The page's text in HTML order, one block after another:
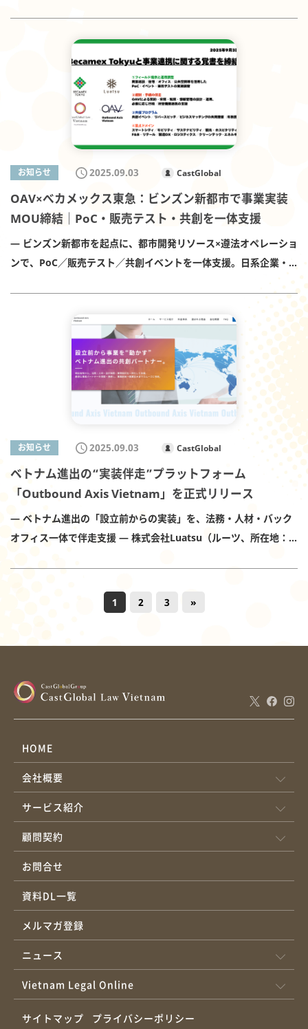
KPIの明確さを重視します。 ベトナム未進出歓迎：OAVが現地実
装・制度対応を伴走します。 詳細は以下から（OAVWebサイト）
https://outbound-axis.com/news/7bridges-becamex-
tokyu-midori-park-partner-call/ 応募方法 締切：10月5日
（日） 提出先：OAV（メール kudo@outbound-axis.com ／ま
たは問い合わせから） 記載事項：①企業情報 ②商品・技術概要 ③
ベトナムでの展開状況 ④実証アイデア（仮説KPI・必要設備・安
全要件 等）※複数社と協議中のため、採否は個別判断となりま
す。将来プロジェクトでの連携機会もございます。 関係者
7Bridges Brewing Company（ベトナム・ダナン）：クラフトブ
ルワリー／Zero Waste Mission Becamex Tokyu（MIDORI
（studio anettai）：環境配慮設計・ビジュアライゼーション
Outbound Axis Vietnam（OAV）：PoC・販売テスト・共創の
M&Aの最新動向を、実務に役立つ観点からコンパクトに解説しま
日（水）14:30～16:30（14:00受付開始） 会場：東京商工会議所
5階 Room A1（東京都千代田区丸の内3-2-2／丸の内二重橋ビル）
参加費：無料 定員：50名（先着順） 詳細（ご案内チラシ）：PDF
ASEAN広域連携担当チーフアドバイザー／ハノイ首席駐在員） ベ
トナムにおける日系企業の進出方法・M&Aの最新状況 登壇：工藤
拓人（弁護士法人キャストグローバル パートナー／CastGlobal
Law Vietnam Co., Ltd. 代表） 日本企業のベトナム進出事例 登
壇：紺野 由祐 氏（Kiraboshi Business Consulting Vietnam
2025年10月14日（火）17:00（定員になり次第締切） ご留意事項
本セミナーはきらぼし銀行・JBIC 共催です。当社（CastGlobal）
は登壇協力であり、受付・運営は主催者が行います。 プログラ
ム・登壇者・時間等は、主催者の都合により変更となる場合があ
ります。 名刺交換・個別相談の時間が設けられる予定です（会場
運営上の事情により変更の可能性があります）。 本件お問い合わ
せ（登壇内容・支援メニュー）：CastGlobal Law Vietnam（広
報） Mail：info-v@castglobal-law.com ／ Tel：+84-28-3914-
0909 Web：https://cast-vietnam.com/
お知らせ 2025.09.03 CastGlobal
OAV×べカメックス東急：ビンズン新都市で事業実装
MOU締結｜PoC・販売テスト・共創を一体支援
— ビンズン新都市を起点に、都市開発リソース×遵法オペレーショ
ンで、PoC／販売テスト／共創イベントを一体支援。日系企業・
スタートアップの事業実装を加速 — CastGlobal Law Vietnamが
Vietnam（以下、OAV）は、Becamex Tokyu（以下、ベカメッ
クス東急）と、ベトナム・ビンズン新都市（Binh Duong New
City）を主舞台とした事業連携に関する覚書（MOU）を締結しま
した。 本連携により、日本発のスタートアップ／新規事業を、現
地の都市開発リソースとOAVのリーガル＆オペレーション実行力
で一体的に支援します。 実装フィールドの確保：ビンズン新都市
内の施設・エリアを活用し、PoC／実証・小規模商用展開の場を
提供。 迅速な事業展開：OAVが法務・労務・会計税務・契約運用
を統合支援し、「設立前段階」からスピード×コンプライアンスで
事業を動かす。 共創・マッチング：ベカメックス東急の自治体・
デベロッパー・商業／住宅／ホスピタリティ網と、OAVの日系／
投資家ネットワークを接続。 スピンオフ設計：一定の成果後は子
標準化。 1. フィールド提供と運用調整 商業施設／住宅／オフィス
／公共空間等を活用したPoC・イベント・販売テストの実施調整
2. 規制・手続の伴走 OAVによる契約・労務・税務・情報管理の設
ム 共創イベント／リバースピッチ／ビジネスマッチングの共同開
サステナビリティ／観光・ホスピタリティ／F&B・リテール／製
造DX・ロジスティクス／クリーンテック・エネルギー 等、新都市
イベント／個別PoC募集の告知 以降通年：選抜案件の現地実装・
評価・スピンオフ支援を継続 具体的な日程・募集要項は、OAV公
式サイトおよび各社公式発表で順次ご案内します。 Becamex
Tokyu Co., Ltd. （べカメックス東急） General Director 平田
周二 「ビンズン新都市は、製造業の蓄積と新しい都市インフラが
共存する『実装と拡張のしやすい』フィールドです。OAV の実務
伴走力と組み合わさることで、日本のスタートアップや企業が設
立前からスピーディに検証・展開できる環境を整えます。私たち
は、現場での手応えとスケールの両立にこだわり、持続的に成果
は10年来ビンズン新都市のビジネスで関わってきており、OAVと
の提携を機にさらに日系企業のベトナムでの事業創出について密
はベトナムでも新しいサービスや試みを多数行ってきました。日
系スタートアップを含めた新しい取り組みを一緒に創っていける
お知らせ 2025.09.03 CastGlobal
ベトナム進出の“実装伴走”プラットフォーム
「Outbound Axis Vietnam」を正式リリース
— ベトナム進出の「設立前からの実装」を、法務・人材・バック
オフィス一体で伴走支援 — 株式会社Luatsu（ルーツ、所在地：
トアップ向けの実装伴走プラットフォームOutbound Axis
Vietnam（OAV）を本日リリースいたします。OAVは、ベトナム
ートアップ4社のベトナム展開を提携スキームで開始しています。
ベトナムの弁護士事務所CastGlobal Law Vietnamは2013年の設
した。また、代表弁護士の工藤は、2020年設立のスタートアップ
務で直面する「進出初期の負荷過多」「設立後の運営負担による
成長遅延」という課題を多数見てきました。OAVは、この課題を
「設立前からの事業実装」という新しい進出様式で解決します。
現地検証（PMF/PoC/営業活動）を合法かつ迅速に開始するため
の業務設計 採用・雇用管理（労働・個人情報・税務等のコンプラ
イアンス担保） 会計・税務・法務・契約・知財・労務をワンスト
ップで運用（各専門分野はパートナー／サポーターと協業） 最適
な事業スキーム・協力会社の検討・アドバイス ベトナムでの事業
創出について、各企業との提携・協業の積極的な提案 現地チーム
の業務オペレーション（受発注／請求／インボイス発行／CS／KPI
運用） 事業提携先・販売チャネル・自治体／デベロッパー等現地
ネットワーク連携 拡大期に必要なコンプライアンス体制の提案・
1 2 3 »
HOME
会社概要
サービス紹介
顧問契約
お問合せ
資料DL一覧
メルマガ登録
ニュース
Vietnam Legal Online
サイトマップ プライバシーポリシー